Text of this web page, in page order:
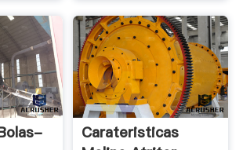
Carateristicas